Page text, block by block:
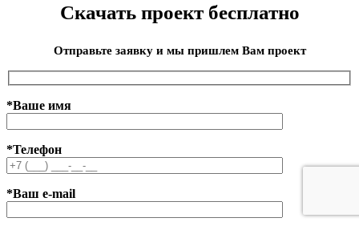
Скачать проект бесплатно
Отправьте заявку и мы пришлем Вам проект
*Ваше имя
*Телефон
*Ваш e-mail